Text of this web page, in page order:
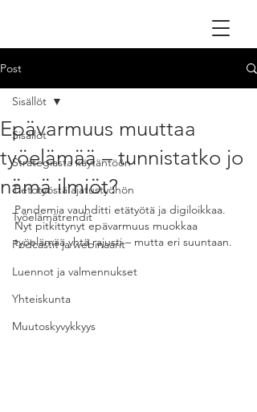
Post
Sisällöt
Strategiasta käytäntöön
Tietotyöstä ajatustyöhön
Työelämätrendit
Podcastit ja webinaarit
Luennot ja valmennukset
Yhteiskunta
Muutoskyvykkyys
Sisällöt
Epävarmuus muuttaa
työelämää – tunnistatko jo
nämä ilmiöt?
Pandemia vauhditti etätyötä ja digiloikkaa.
Nyt pitkittynyt epävarmuus muokkaa
työelämää yhtä rajusti – mutta eri suuntaan.